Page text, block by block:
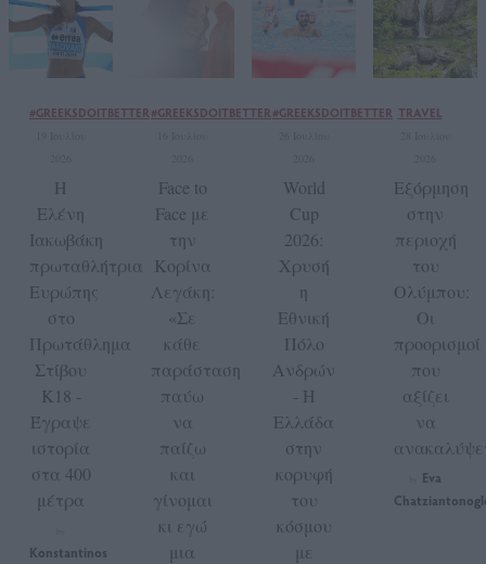
#GREEKSDOITBETTER
Η
Ελένη
Ιακωβάκη
πρωταθλήτρια
Ευρώπης
στο
Πρωτάθλημα
Στίβου
Κ18 -
Έγραψε
ιστορία
στα 400
μέτρα
Konstantinos
#GREEKSDOITBETTER
Face to
Face με
την
Κορίνα
Λεγάκη:
«Σε
κάθε
παράσταση
παύω
να
παίζω
και
γίνομαι
κι εγώ
μια
#GREEKSDOITBETTER
World
Cup
2026:
Χρυσή
η
Εθνική
Πόλο
Ανδρών
- Η
Ελλάδα
στην
κορυφή
του
κόσμου
με
TRAVEL
Εξόρμηση
στην
περιοχή
του
Ολύμπου:
Οι
προορισμοί
που
αξίζει
να
Eva